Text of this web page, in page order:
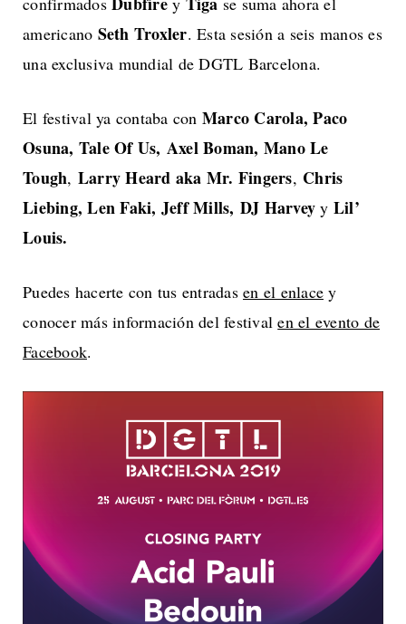
americano Seth Troxler. Esta sesión a seis manos es
una exclusiva mundial de DGTL Barcelona.
El festival ya contaba con Marco Carola, Paco
Osuna, Tale Of Us, Axel Boman, Mano Le
Tough, Larry Heard aka Mr. Fingers, Chris
Liebing, Len Faki, Jeff Mills, DJ Harveyy Lil’
Louis.
Puedes hacerte con tus entradas en el enlace y
conocer más información del festivalen el evento de
Facebook.